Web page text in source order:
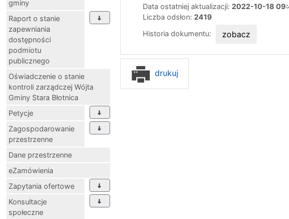
gminy
Raport o stanie
zapewniania
dostępności
podmiotu
publicznego
Oświadczenie o stanie
kontroli zarządczej Wójta
Gminy Stara Błotnica
Petycje
Zagospodarowanie
przestrzenne
Dane przestrzenne
eZamówienia
Zapytania ofertowe
Konsultacje
społeczne
Data ostatniej aktualizacji: 2022-10-18
Liczba odsłon: 2419
Historia dokumentu:
zobacz
drukuj